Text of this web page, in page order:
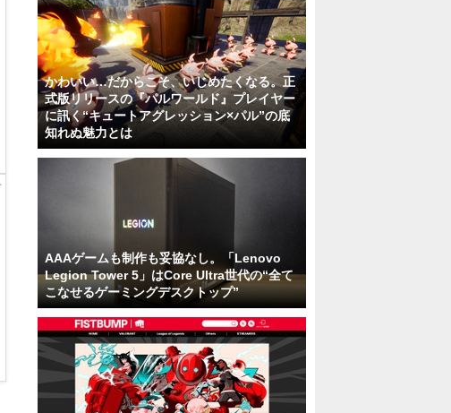
かわいい…だからこそ、いじめたくなる。正
式版リリースの『パルワールド』プレイヤー
に訊く“キュートアグレッション×パル”の底
知れぬ魅力とは
AAAゲームも制作も妥協なし。「Lenovo
Legion Tower 5」はCore Ultra世代の“全て
こなせるゲーミングデスクトップ”